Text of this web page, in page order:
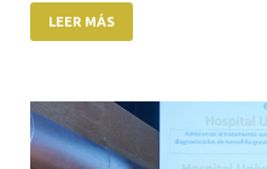
LEER MÁS